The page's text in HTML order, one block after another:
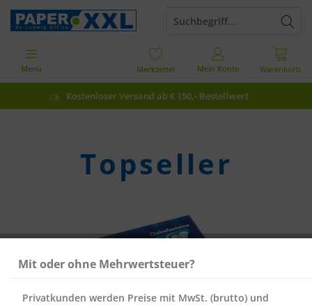
Kostenloser Versand ab € 150,- Bestellwert
Warenkorb
Merkzettel Mein Konto
Menü
Topseller
Mit oder ohne Mehrwertsteuer?
Privatkunden werden Preise mit MwSt. (brutto) und